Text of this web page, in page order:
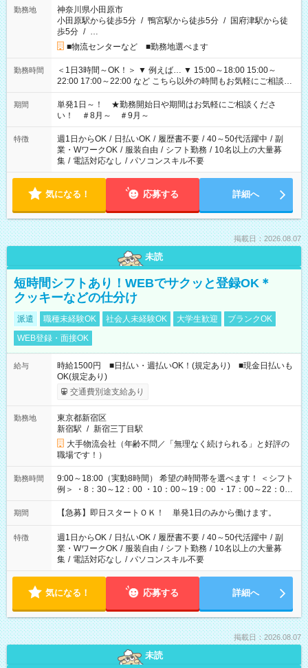
勤務地
神奈川県小田原市
小田原駅から徒歩5分 / 鴨宮駅から徒歩5分 / 国府津駅から徒
歩5分 / …
■物流センターなど ■勤務地選べます
勤務時間
＜1日3時間～OK！＞ ▼ 例えば… ▼ 15:00～18:00 15:00～
22:00 17:00～22:00 など こちら以外の時間もお気軽にご相談く
ださい！
期間
単発1日～！ ★勤務開始日や期間はお気軽にご相談くださ
い！ ＃8月～ ＃9月～
特徴 週1日からOK / 日払いOK / 履歴書不要 / 40～50代活躍中 / 副
業・WワークOK / 服装自由 / シフト勤務 / 10名以上の大量募
集 / 電話対応なし / パソコンスキル不要
気になる！ 応募する 詳細へ
掲載日：2026.08.07
未読
短時間シフトあり！WEBでサクッと登録OK＊
クッキーなどの仕分け
派遣 職種未経験OK 社会人未経験OK 大学生歓迎
ブランクOK
WEB登録・面接OK
給与
時給1500円 ■日払い・週払いOK！(規定あり) ■現金日払いも
OK(規定あり)
交通費別途支給あり
勤務地
東京都新宿区
新宿駅 / 新宿三丁目駅
大手物流会社（年齢不問／「無理なく続けられる」と好評の
職場です！）
勤務時間
9:00～18:00（実動8時間） 希望の時間帯を選べます！ ＜シフト
例＞ ・8：30～12：00 ・10：00～19：00 ・17：00～22：00
・13：00～22：00 ・22：00～翌6：00 など
期間 【急募】即日スタートＯＫ！ 単発1日のみから働けます。
特徴 週1日からOK / 日払いOK / 履歴書不要 / 40～50代活躍中 / 副
業・WワークOK / 服装自由 / シフト勤務 / 10名以上の大量募
集 / 電話対応なし / パソコンスキル不要
気になる！ 応募する 詳細へ
掲載日：2026.08.07
未読